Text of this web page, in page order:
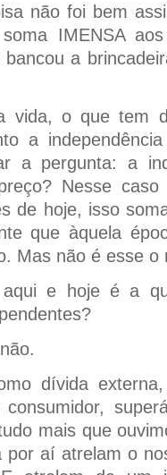
não foi bem
IMENSA
a
vida, o que tem
a
a pergunta: a
Nesse
de hoje, isso
que àquela
Mas não é esse o
e hoje é a
dívida
mais que
por aí atrelam o